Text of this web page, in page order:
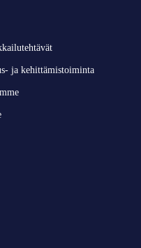
ja kehittämistoiminta